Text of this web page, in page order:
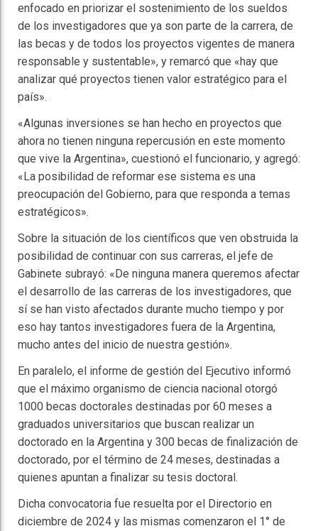
enfocado en priorizar el sostenimiento de los sueldos
de los investigadores que ya son parte de la carrera, de
las becas y de todos los proyectos vigentes de manera
responsable y sustentable», y remarcó que «hay que
analizar qué proyectos tienen valor estratégico para el
país».
«Algunas inversiones se han hecho en proyectos que
ahora no tienen ninguna repercusión en este momento
que vive la Argentina», cuestionó el funcionario, y agregó:
«La posibilidad de reformar ese sistema es una
preocupación del Gobierno, para que responda a temas
estratégicos».
Sobre la situación de los científicos que ven obstruida la
posibilidad de continuar con sus carreras, el jefe de
Gabinete subrayó: «De ninguna manera queremos afectar
el desarrollo de las carreras de los investigadores, que
sí se han visto afectados durante mucho tiempo y por
eso hay tantos investigadores fuera de la Argentina,
mucho antes del inicio de nuestra gestión».
En paralelo, el informe de gestión del Ejecutivo informó
que el máximo organismo de ciencia nacional otorgó
1000 becas doctorales destinadas por 60 meses a
graduados universitarios que buscan realizar un
doctorado en la Argentina y 300 becas de finalización de
doctorado, por el término de 24 meses, destinadas a
quienes apuntan a finalizar su tesis doctoral.
Dicha convocatoria fue resuelta por el Directorio en
diciembre de 2024 y las mismas comenzaron el 1° de